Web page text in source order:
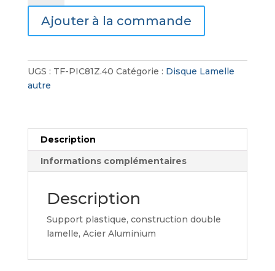
Lamelle
Zirconium
Toile
Ajouter à la commande
UGS : TF-PIC81Z.40 Catégorie : Disque Lamelle
autre
Description
Informations complémentaires
Description
Support plastique, construction double
lamelle, Acier Aluminium